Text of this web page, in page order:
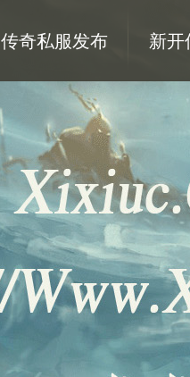
传奇私服发布 新开